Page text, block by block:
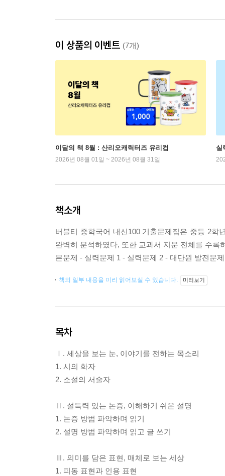
이 상품의 이벤트 (7개)
이달의 책 8월 : 산리오캐릭터즈 유리컵
2026년 08월 01일 ~ 2026년 08월 31일
실
책소개
버블티 중학국어 내신100 기출문제집은 중등 2학
완벽히 분석하였다, 또한 교과서 지문 전체를 수
본문제 - 실력문제 1 - 실력문제 2 - 대단원 발전문
책의 일부 내용을 미리 읽어보실 수 있습니다. 미리보기
목차
Ⅰ. 세상을 보는 눈, 이야기를 전하는 목소리
1. 시의 화자
2. 소설의 서술자
Ⅱ. 설득력 있는 논증, 이해하기 쉬운 설명
1. 논증 방법 파악하며 읽기
2. 설명 방법 파악하며 읽고 글 쓰기
Ⅲ. 의미를 담은 표현, 매체로 보는 세상
1. 피동 표현과 인용 표현